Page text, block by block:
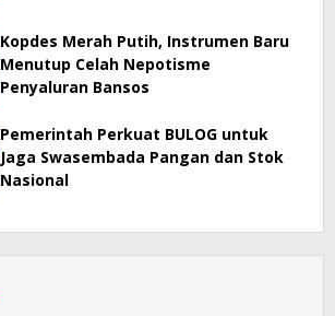
Kopdes Merah Putih, Instrumen Baru
Menutup Celah Nepotisme
Penyaluran Bansos
Pemerintah Perkuat BULOG untuk
Jaga Swasembada Pangan dan Stok
Nasional